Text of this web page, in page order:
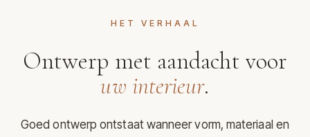
HET VERHAAL
Ontwerp met aandacht voor
uw interieur.
Goed ontwerp ontstaat wanneer vorm, materiaal en